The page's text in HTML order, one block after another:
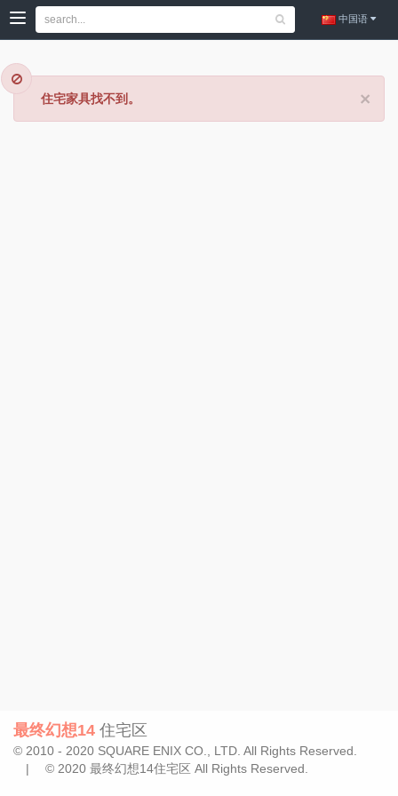
中国语
×
住宅家具找不到。
最终幻想14 住宅区
© 2010 - 2020 SQUARE ENIX CO., LTD. All Rights Reserved.
| © 2020 最终幻想14住宅区 All Rights Reserved.